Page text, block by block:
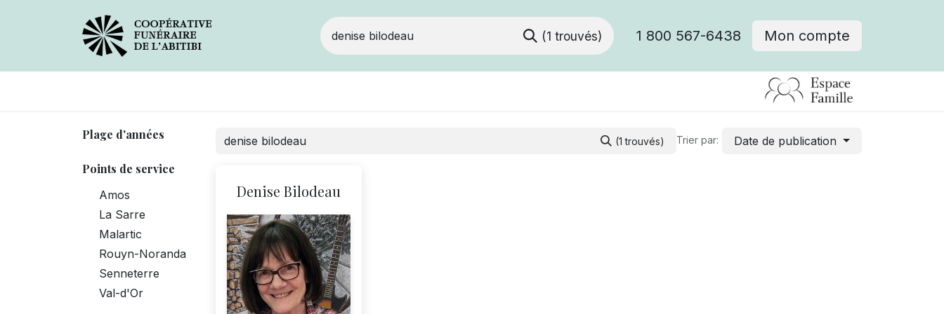
(1 trouvés) 1 800 567-6438 Mon compte
Plage d'années
Points de service
Amos
La Sarre
Malartic
Rouyn-Noranda
Senneterre
Val-d'Or
(1 trouvés) Trier par: Date de publication
Denise Bilodeau